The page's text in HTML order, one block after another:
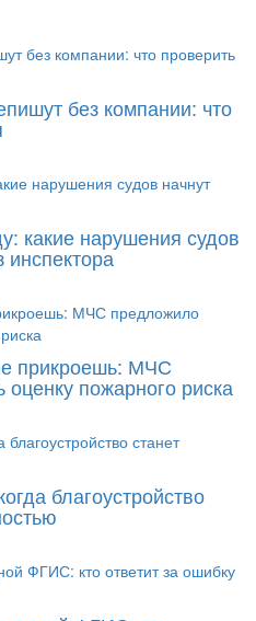
без компании: что
какие нарушения судов
инспектора
прикроешь: МЧС
пожарного риска
благоустройство